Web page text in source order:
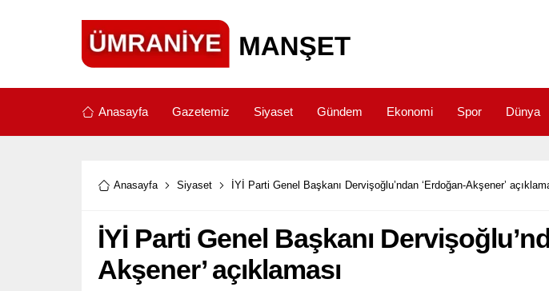
Anasayfa Gazetemiz Siyaset Gündem Ekonomi Spor Dünya
Anasayfa Siyaset İYİ Parti Genel Başkanı Dervişoğlu’ndan ‘Erdoğan-Akşener’
İYİ Parti Genel Başkanı
Akşener’ açıklaması